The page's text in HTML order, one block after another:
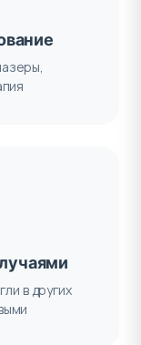
в других